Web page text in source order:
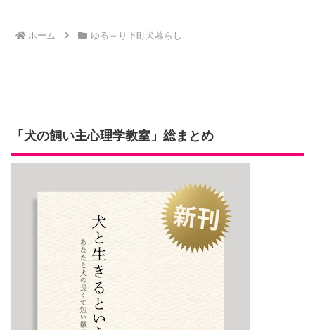
ホーム ゆる～り下町犬暮らし
「犬の飼い主心理学教室」総まとめ